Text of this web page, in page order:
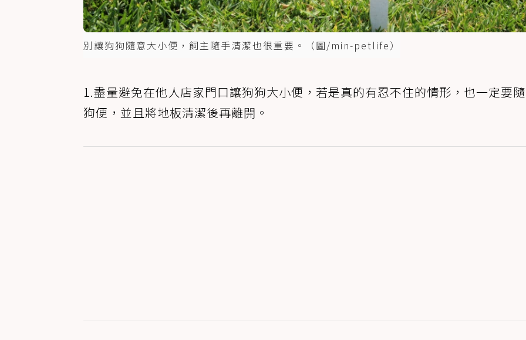
別讓狗狗隨意大小便，飼主隨手清潔也很重要。（圖/min-petlife）
1.盡量避免在他人店家門口讓狗狗大小便，若是真的有忍不住的情形，也一定要
狗便，並且將地板清潔後再離開。